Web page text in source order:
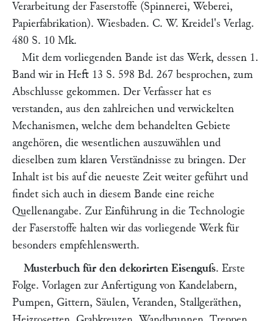
Verarbeitung der Faserstoffe (Spinnerei, Weberei,
Papierfabrikation). Wiesbaden. C. W. Kreidel's Verlag.
480 S. 10 Mk.
Mit dem vorliegenden Bande ist das Werk, dessen 1.
Band wir in Heft 13 S. 598 Bd. 267 besprochen, zum
Abschlusse gekommen. Der Verfasser hat es
verstanden, aus den zahlreichen und verwickelten
Mechanismen, welche dem behandelten Gebiete
angehören, die wesentlichen auszuwählen und
dieselben zum klaren Verständnisse zu bringen. Der
Inhalt ist bis auf die neueste Zeit weiter geführt und
findet sich auch in diesem Bande eine reiche
Quellenangabe. Zur Einführung in die Technologie
der Faserstoffe halten wir das vorliegende Werk für
besonders empfehlenswerth.
Musterbuch für den dekorirten Eisenguſs. Erste
Folge. Vorlagen zur Anfertigung von Kandelabern,
Pumpen, Gittern, Säulen, Veranden, Stallgeräthen,